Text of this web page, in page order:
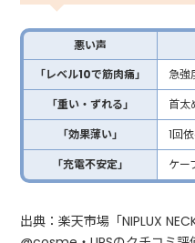
悪い声
「レベル10で筋肉痛」
急強
「重い・ずれる」
首太
「効果薄い」
1回
「充電不安定」
ケー
出典：楽天市場「NIPLUX